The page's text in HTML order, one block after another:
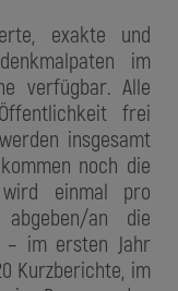
exakte und
im
verfügbar. Alle
frei
insgesamt
noch die
wird einmal pro
an die
– im ersten Jahr
Kurzberichte, im